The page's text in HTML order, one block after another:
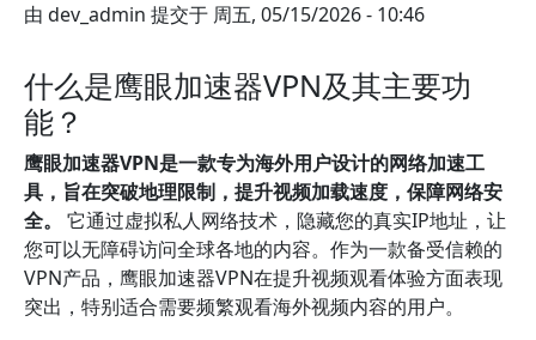
由 dev_admin 提交于 周五, 05/15/2026 - 10:46
什么是鹰眼加速器VPN及其主要功
能？
鹰眼加速器VPN是一款专为海外用户设计的网络加速工
具，旨在突破地理限制，提升视频加载速度，保障网络安
全。 它通过虚拟私人网络技术，隐藏您的真实IP地址，让
您可以无障碍访问全球各地的内容。作为一款备受信赖的
VPN产品，鹰眼加速器VPN在提升视频观看体验方面表现
突出，特别适合需要频繁观看海外视频内容的用户。